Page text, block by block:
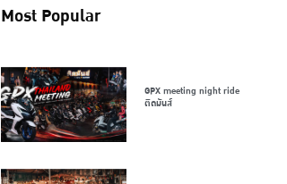
Most Popular
GPX meeting night ride
ติดมันส์